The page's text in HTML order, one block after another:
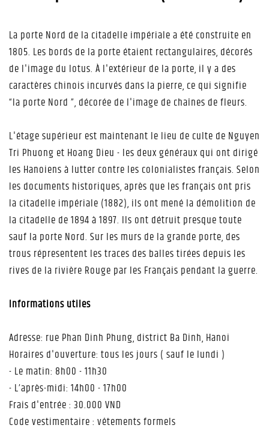
La porte Nord de la citadelle impériale a été construite en
1805. Les bords de la porte étaient rectangulaires, décorés
de l'image du lotus. À l'extérieur de la porte, il y a des
caractères chinois incurvés dans la pierre, ce qui signifie
“la porte Nord ”, décorée de l'image de chaînes de fleurs.
L'étage supérieur est maintenant le lieu de culte de Nguyen
Tri Phuong et Hoang Dieu - les deux généraux qui ont dirigé
les Hanoiens à lutter contre les colonialistes français. Selon
les documents historiques, après que les français ont pris
la citadelle impériale (1882), ils ont mené la démolition de
la citadelle de 1894 à 1897. Ils ont détruit presque toute
sauf la porte Nord. Sur les murs de la grande porte, des
trous répresentent les traces des balles tirées depuis les
rives de la rivière Rouge par les Français pendant la guerre.
Informations utiles
Adresse: rue Phan Dinh Phung, district Ba Dinh, Hanoi
Horaires d'ouverture: tous les jours ( sauf le lundi )
- Le matin: 8h00 - 11h30
- L’après-midi: 14h00 - 17h00
Frais d'entrée : 30.000 VND
Code vestimentaire : vêtements formels